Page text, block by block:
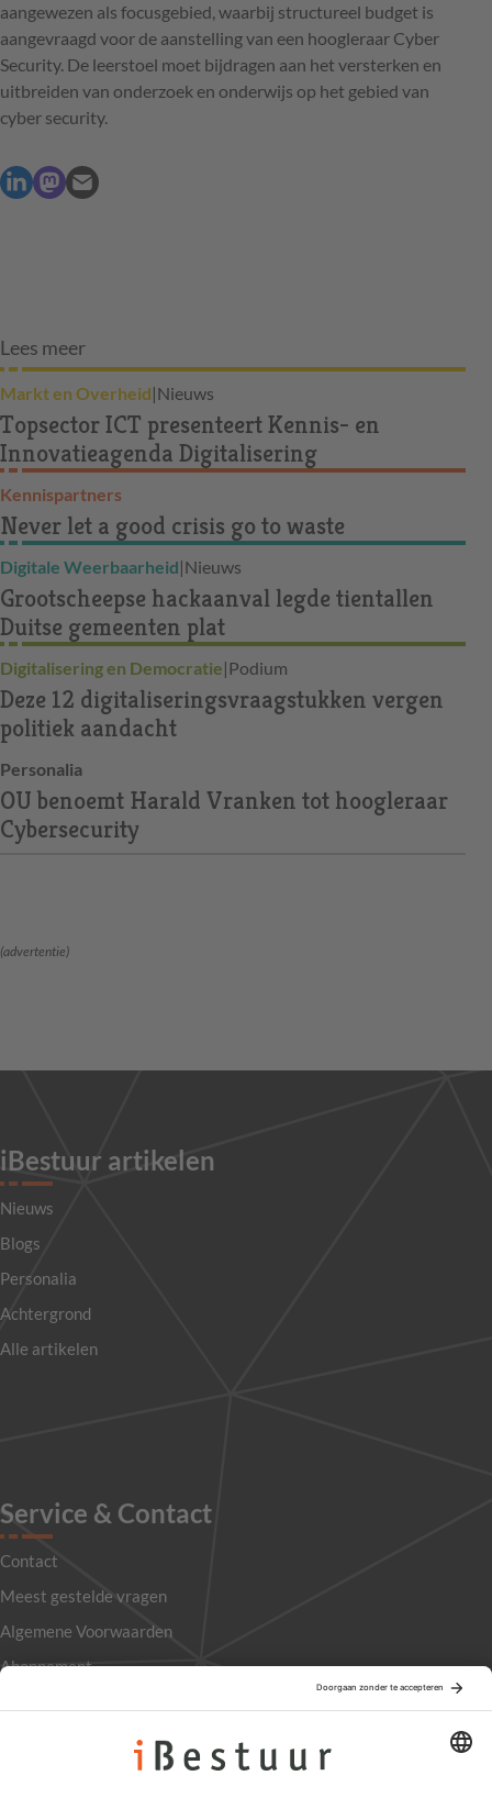
aangewezen als focusgebied, waarbij structureel budget is
aangevraagd voor de aanstelling van een hoogleraar Cyber
Security. De leerstoel moet bijdragen aan het versterken en
uitbreiden van onderzoek en onderwijs op het gebied van
cyber security.
Lees meer
Markt en Overheid|Nieuws
Topsector ICT presenteert Kennis- en
Innovatieagenda Digitalisering
Kennispartners
Never let a good crisis go to waste
Digitale Weerbaarheid|Nieuws
Grootscheepse hackaanval legde tientallen
Duitse gemeenten plat
Digitalisering en Democratie|Podium
Deze 12 digitaliseringsvraagstukken vergen
politiek aandacht
Personalia
OU benoemt Harald Vranken tot hoogleraar
Cybersecurity
(advertentie)
iBestuur artikelen
Nieuws
Blogs
Personalia
Achtergrond
Alle artikelen
Service & Contact
Contact
Meest gestelde vragen
Algemene Voorwaarden
Abonnement